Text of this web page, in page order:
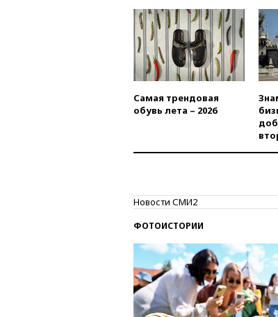
Самая трендовая
обувь лета – 2026
Новости СМИ2
ФОТОИСТОРИИ